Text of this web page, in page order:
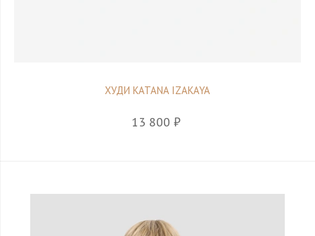
ХУДИ KATANA IZAKAYA
13 800 ₽